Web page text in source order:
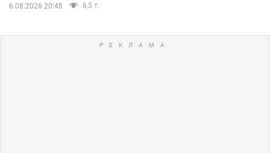
6.08.2026 20:48 6,5 т.